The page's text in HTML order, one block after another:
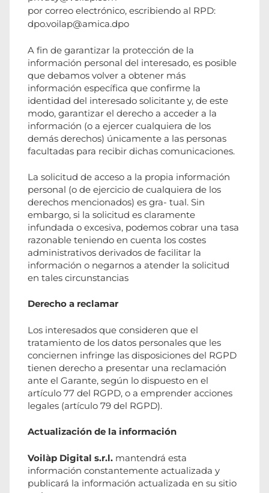
por correo electrónico, escribiendo al RPD:
dpo.voilap@amica.dpo
A fin de garantizar la protección de la
información personal del interesado, es posible
que debamos volver a obtener más
información específica que confirme la
identidad del interesado solicitante y, de este
modo, garantizar el derecho a acceder a la
información (o a ejercer cualquiera de los
demás derechos) únicamente a las personas
facultadas para recibir dichas comunicaciones.
La solicitud de acceso a la propia información
personal (o de ejercicio de cualquiera de los
derechos mencionados) es gra- tual. Sin
embargo, si la solicitud es claramente
infundada o excesiva, podemos cobrar una tasa
razonable teniendo en cuenta los costes
administrativos derivados de facilitar la
información o negarnos a atender la solicitud
en tales circunstancias
Derecho a reclamar
Los interesados que consideren que el
tratamiento de los datos personales que les
conciernen infringe las disposiciones del RGPD
tienen derecho a presentar una reclamación
ante el Garante, según lo dispuesto en el
artículo 77 del RGPD, o a emprender acciones
legales (artículo 79 del RGPD).
Actualización de la información
Voilàp Digital s.r.l. mantendrá esta
información constantemente actualizada y
publicará la información actualizada en su sitio